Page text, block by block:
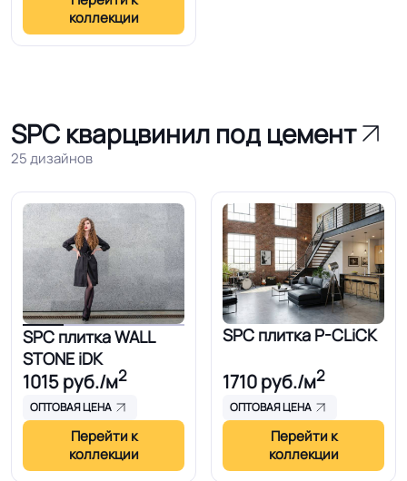
коллекции
SPC кварцвинил под цемент
25 дизайнов
SPC плитка WALL
STONE iDK
1015руб./м2
ОПТОВАЯ ЦЕНА
Перейти к
коллекции
SPC плитка P-CLiCK
1710руб./м2
ОПТОВАЯ ЦЕНА
Перейти к
коллекции